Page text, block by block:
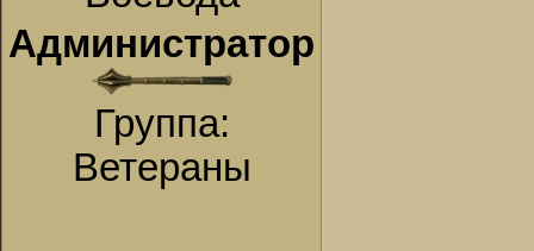
Администратор
Группа:
Ветераны